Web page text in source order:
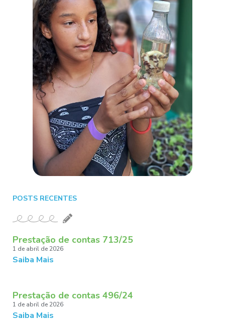
POSTS RECENTES
Prestação de contas 713/25
1 de abril de 2026
Saiba Mais
Prestação de contas 496/24
1 de abril de 2026
Saiba Mais